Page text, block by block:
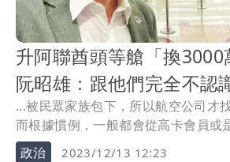
升阿聯酋頭等艙「換
阮昭雄：跟他們完全不認
...被民眾家族包下，所以航空公司才
而根據慣例，一般都會從高卡會員或
等。
政治 2023/12/13 12:23